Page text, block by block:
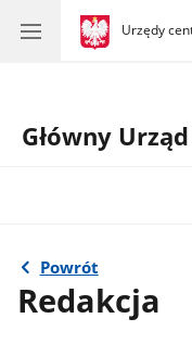
gov.pl
Urzędy
gov.pl
Urzędy
Główny
Powrót
Redakcja